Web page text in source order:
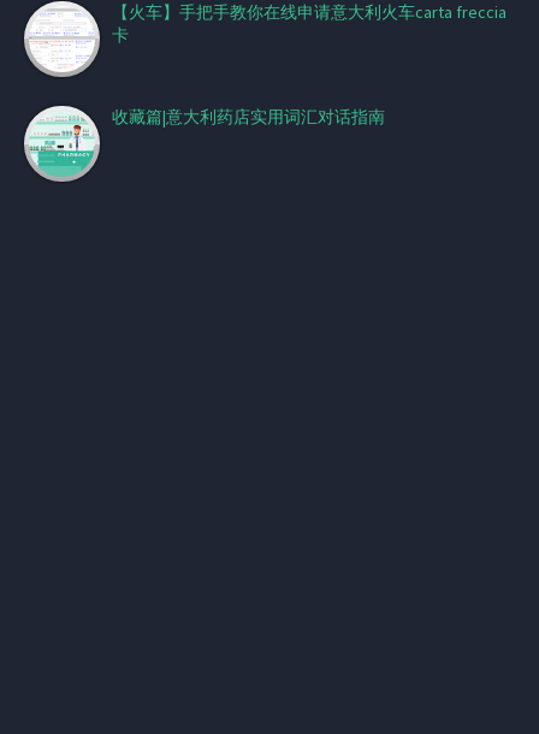
【火车】手把手教你在线申请意大利火车carta freccia
卡
收藏篇|意大利药店实用词汇对话指南